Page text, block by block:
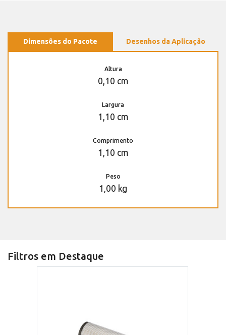
Dimensões do Pacote Desenhos da Aplicação
Altura
0,10 cm
Largura
1,10 cm
Comprimento
1,10 cm
Peso
1,00 kg
Filtros em Destaque